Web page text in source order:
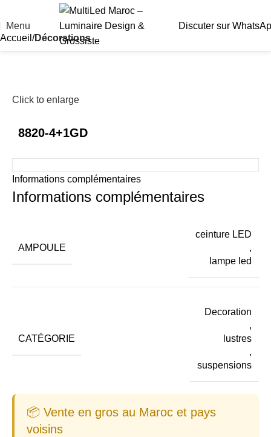
Menu
Discuter sur
Accueil Décorations
Click to enlarge
8820-4+1GD
Informations complémentaires
Informations complémentaires
AMPOULE
ceinture LED
,
lampe led
CATÉGORIE
Decoration
,
lustres
,
suspensions
📦 Vente en gros au Maroc et pays
voisins